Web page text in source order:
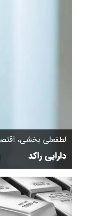
لطفعلی بخشی،
دارایی راکد